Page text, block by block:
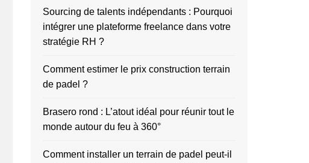
Sourcing de talents indépendants : Pourquoi
intégrer une plateforme freelance dans votre
stratégie RH ?
Comment estimer le prix construction terrain
de padel ?
Brasero rond : L’atout idéal pour réunir tout le
monde autour du feu à 360°
Comment installer un terrain de padel peut-il